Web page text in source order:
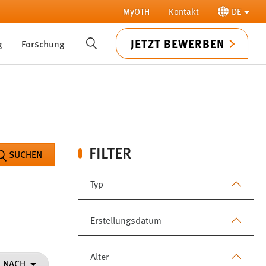
MyOTH Kontakt DE
Forschung SUCHE JETZT BEWERBEN
FILTER
Typ
Erstellungsdatum
Alter
SUCHEN